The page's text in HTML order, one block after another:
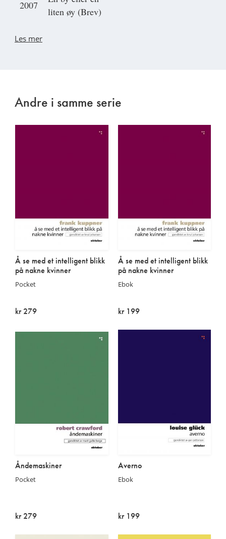
2007
liten øy (Brev)
Les mer
Andre i samme serie
Å se med et intelligent blikk
på nakne kvinner
Pocket
kr 279
Å se med et intelligent blikk
på nakne kvinner
Ebok
kr 199
Åndemaskiner
Pocket
kr 279
Averno
Ebok
kr 199